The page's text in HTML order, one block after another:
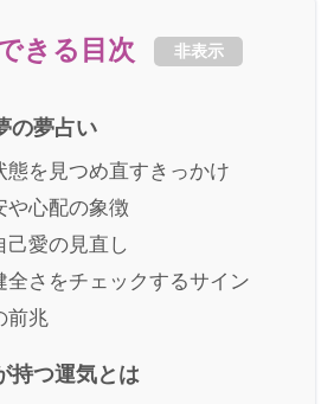
きる目次 非表示
の夢占い
態を見つめ直すきっかけ
や心配の象徴
己愛の見直し
全さをチェックするサイン
前兆
持つ運気とは